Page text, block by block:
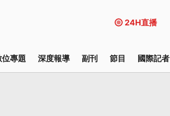
24H直播
位專題 深度報導 副刊 節目 國際記者